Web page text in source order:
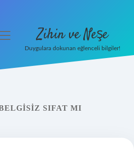
Zihin ve Neşe
Duygulara dokunan eğlenceli bilgiler!
SIFAT MI